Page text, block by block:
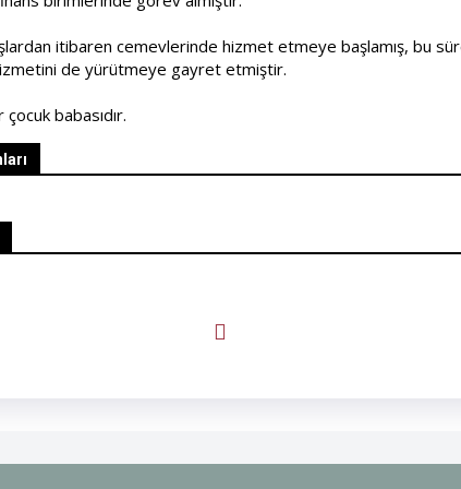
itibaren cemevlerinde hizmet etmeye başlamış, bu
de yürütmeye gayret etmiştir.
babasıdır.